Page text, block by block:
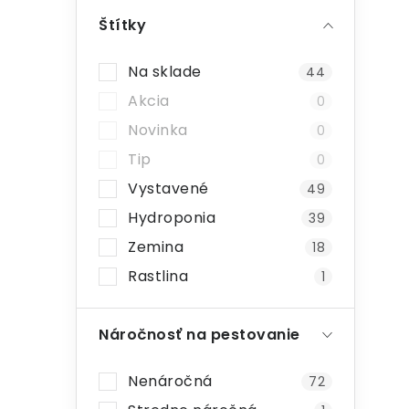
Štítky
Na sklade 44
Akcia 0
Novinka 0
Tip 0
Vystavené 49
Hydroponia 39
Zemina 18
Rastlina 1
Náročnosť na pestovanie
Nenáročná 72